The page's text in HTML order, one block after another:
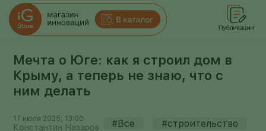
Мечта о Юге: как я строил дом в
Крыму, а теперь не знаю, что с
ним делать
17 июля 2025, 13:00
Константин Назаров #Все #строительство